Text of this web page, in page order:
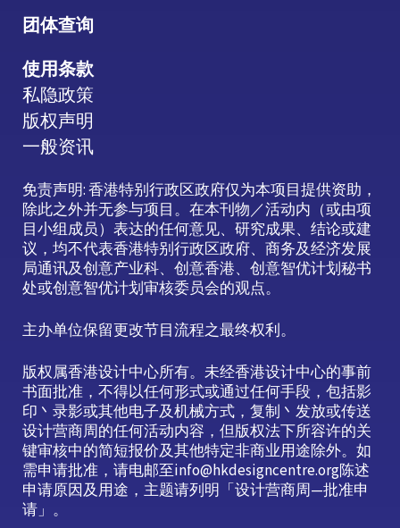
团体查询
使用条款
私隐政策
版权声明
一般资讯
免责声明: 香港特别行政区政府仅为本项目提供资助，
除此之外并无参与项目。在本刊物／活动内（或由项
目小组成员）表达的任何意见、研究成果、结论或建
议，均不代表香港特别行政区政府、商务及经济发展
局通讯及创意产业科、创意香港、创意智优计划秘书
处或创意智优计划审核委员会的观点。
主办单位保留更改节目流程之最终权利。
版权属香港设计中心所有。未经香港设计中心的事前
书面批准，不得以任何形式或通过任何手段，包括影
印丶录影或其他电子及机械方式，复制丶发放或传送
设计营商周的任何活动内容，但版权法下所容许的关
键审核中的简短报价及其他特定非商业用途除外。如
需申请批准，请电邮至info@hkdesigncentre.org陈述
申请原因及用途，主题请列明「设计营商周—批准申
请」。